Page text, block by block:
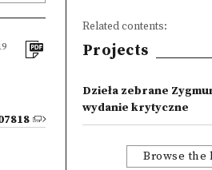
Related contents:
Projects
Dzieła zebrane
wydanie krytyczne
Browse the